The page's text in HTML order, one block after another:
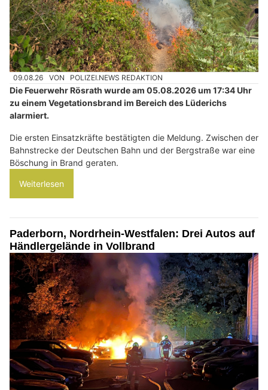
09.08.26 VON POLIZEI.NEWS REDAKTION
Die Feuerwehr Rösrath wurde am 05.08.2026 um 17:34 Uhr
zu einem Vegetationsbrand im Bereich des Lüderichs
alarmiert.
Die ersten Einsatzkräfte bestätigten die Meldung. Zwischen der
Bahnstrecke der Deutschen Bahn und der Bergstraße war eine
Böschung in Brand geraten.
Weiterlesen
Paderborn, Nordrhein-Westfalen: Drei Autos auf
Händlergelände in Vollbrand